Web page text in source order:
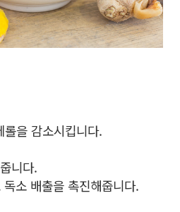
을 감소시킵니다.
니다.
소 배출을 촉진해줍니다.